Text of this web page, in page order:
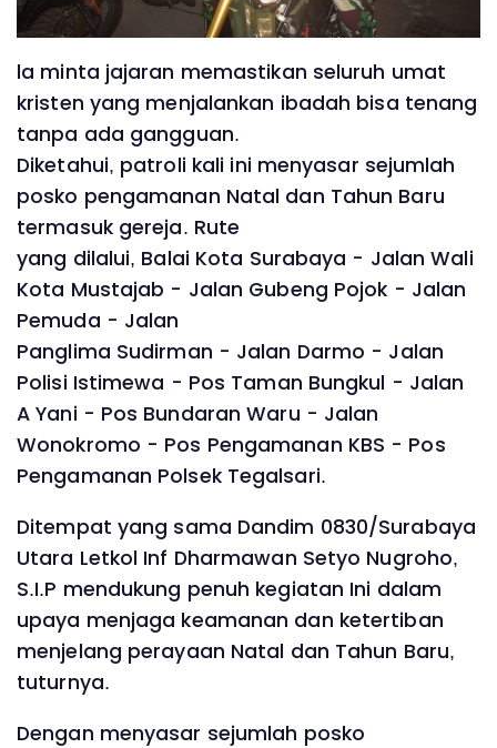
la minta jajaran memastikan seluruh umat
kristen yang menjalankan ibadah bisa tenang
tanpa ada gangguan.
Diketahui, patroli kali ini menyasar sejumlah
posko pengamanan Natal dan Tahun Baru
termasuk gereja. Rute
yang dilalui, Balai Kota Surabaya - Jalan Wali
Kota Mustajab - Jalan Gubeng Pojok - Jalan
Pemuda - Jalan
Panglima Sudirman - Jalan Darmo - Jalan
Polisi Istimewa - Pos Taman Bungkul - Jalan
A Yani - Pos Bundaran Waru - Jalan
Wonokromo - Pos Pengamanan KBS - Pos
Pengamanan Polsek Tegalsari.
Ditempat yang sama Dandim 0830/Surabaya
Utara Letkol Inf Dharmawan Setyo Nugroho,
S.I.P mendukung penuh kegiatan Ini dalam
upaya menjaga keamanan dan ketertiban
menjelang perayaan Natal dan Tahun Baru,
tuturnya.
Dengan menyasar sejumlah posko